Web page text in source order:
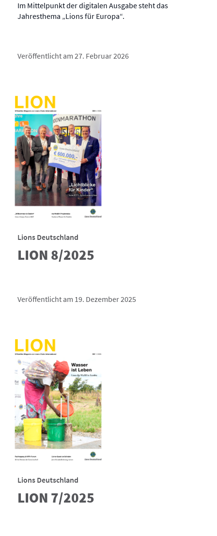
Im Mittelpunkt der digitalen Ausgabe steht das
Jahresthema „Lions für Europa“.
Veröffentlicht am 27. Februar 2026
Lions Deutschland
LION 8/2025
Veröffentlicht am 19. Dezember 2025
Lions Deutschland
LION 7/2025